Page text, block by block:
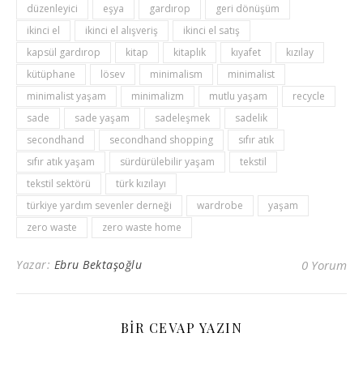
düzenleyici
eşya gardırop
geri dönüşüm
ikinci el
ikinci el alışveriş
ikinci el satış
kapsül gardırop
kitap kitaplık kıyafet
kızılay
kütüphane
lösev minimalism
minimalist
minimalist yaşam
minimalizm mutlu yaşam
recycle
sade
sade yaşam sadeleşmek
sadelik
secondhand
secondhand shopping
sıfır atık
sıfır atık yaşam
sürdürülebilir yaşam
tekstil
tekstil sektörü
türk kızılayı
türkiye yardım sevenler derneği
wardrobe
yaşam
zero waste
zero waste home
Yazar: Ebru Bektaşoğlu 0 Yorum
BIR CEVAP YAZIN